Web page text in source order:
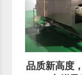
技术升级，
行业